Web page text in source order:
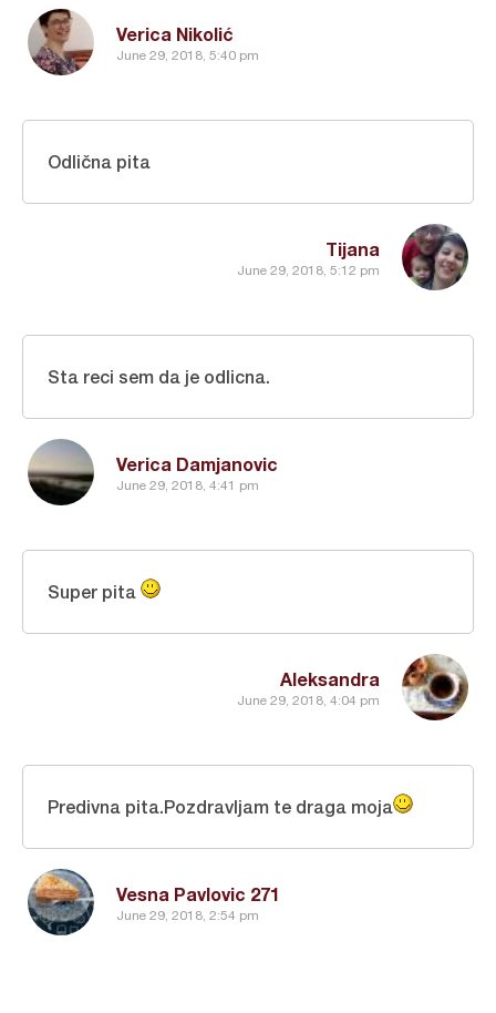
Verica Nikolić
June 29, 2018, 5:40 pm
Tijana
June 29, 2018, 5:12 pm
Odlična pita
Verica Damjanovic
June 29, 2018, 4:41 pm
Sta reci sem da je odlicna.
Aleksandra
June 29, 2018, 4:04 pm
Super pita
Vesna Pavlovic 271
June 29, 2018, 2:54 pm
Predivna pita.Pozdravljam te draga moja